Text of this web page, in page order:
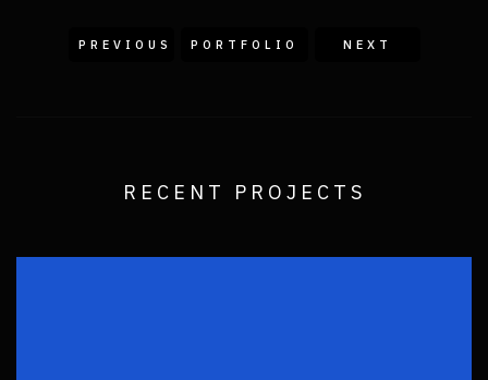
PREVIOUS PORTFOLIO NEXT
RECENT PROJECTS